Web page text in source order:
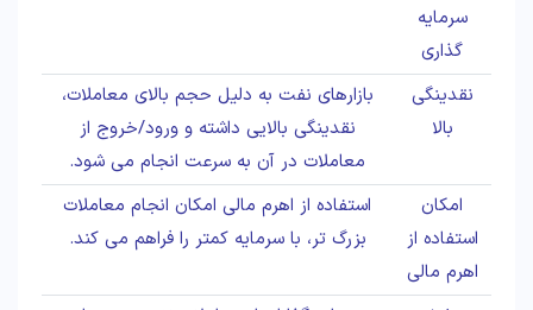
سرمایه
گذاری
نقدینگی
بالا
بازارهای نفت به دلیل حجم بالای معاملات،
نقدینگی بالایی داشته و ورود/خروج از
معاملات در آن به سرعت انجام می شود.
امکان
استفاده از
اهرم مالی
استفاده از اهرم مالی امکان انجام معاملات
بزرگ تر، با سرمایه کمتر را فراهم می کند.